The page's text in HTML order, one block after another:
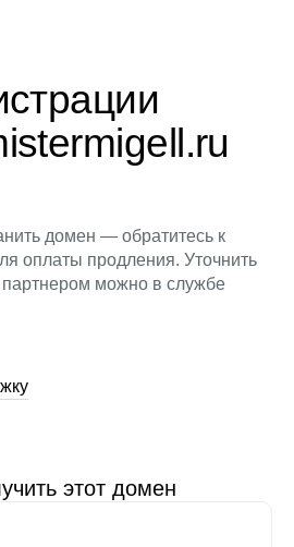
домен — обратитесь к
оплаты продления. Уточнить
партнером можно в службе
этот домен